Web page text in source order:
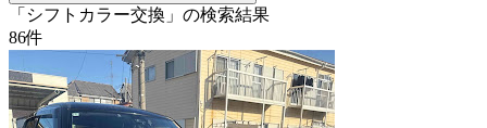
「シフトカラー交換」の検索結果
86件